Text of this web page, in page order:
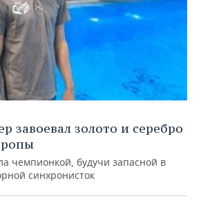
завоевал золото и серебро
чемпионкой, будучи запасной в
синхронисток